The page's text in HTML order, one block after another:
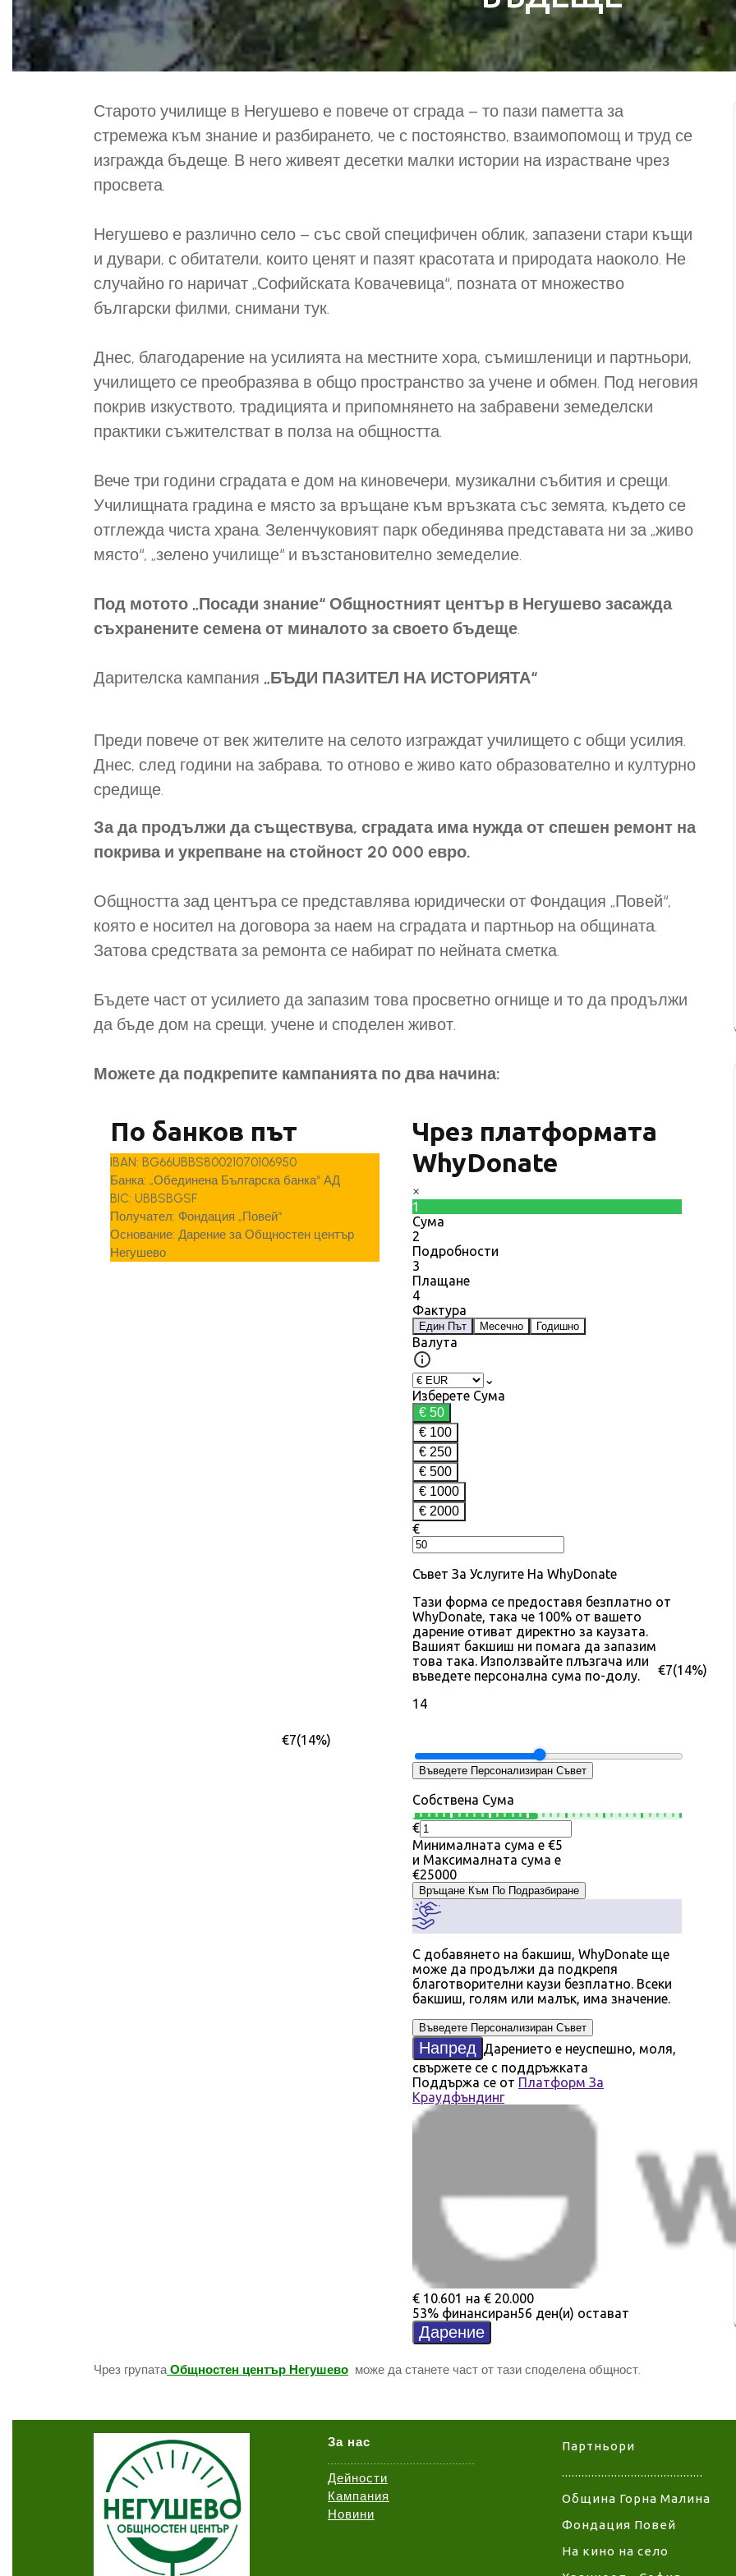
Старото училище в Негушево е повече от сграда – то пази паметта за
стремежа към знание и разбирането, че с постоянство, взаимопомощ и труд се
изгражда бъдеще. В него живеят десетки малки истории на израстване чрез
просвета.
Негушево е различно село – със свой специфичен облик, запазени стари къщи
и дувари, с обитатели, които ценят и пазят красотата и природата наоколо. Не
случайно го наричат „Софийската Ковачевица“, позната от множество
български филми, снимани тук.
Днес, благодарение на усилията на местните хора, съмишленици и партньори,
училището се преобразява в общо пространство за учене и обмен. Под неговия
покрив изкуството, традицията и припомнянето на забравени земеделски
практики съжителстват в полза на общността.
Вече три години сградата е дом на киновечери, музикални събития и срещи.
Училищната градина е място за връщане към връзката със земята, където се
отглежда чиста храна. Зеленчуковият парк обединява представата ни за „живо
място“, „зелено училище“ и възстановително земеделие.
Под мотото „Посади знание“ Общностният център в Негушево засажда
съхранените семена от миналото за своето бъдеще.
Дарителска кампания „БЪДИ ПАЗИТЕЛ НА ИСТОРИЯТА“
Преди повече от век жителите на селото изграждат училището с общи усилия.
Днес, след години на забрава, то отново е живо като образователно и културно
средище.
За да продължи да съществува, сградата има нужда от спешен ремонт на
покрива и укрепване на стойност 20 000 евро.
Общността зад центъра се представлява юридически от Фондация „Повей“,
която е носител на договора за наем на сградата и партньор на общината.
Затова средствата за ремонта се набират по нейната сметка.
Бъдете част от усилието да запазим това просветно огнище и то да продължи
да бъде дом на срещи, учене и споделен живот.
Можете да подкрепите кампанията по два начина:
По банков път
IBAN: BG66UBBS80021070106950
Банка: „Обединена Българска банка“ АД
BIC: UBBSBGSF
Получател: Фондация „Повей“
Основание: Дарение за Общностен център
Негушево
Чрез платформата
WhyDonate
Чрез групата Общностен център Негушево може да станете част от тази споделена общност.
За нас
.............................................
Дейности
Кампания
Новини
Партньори
...........................................
Община Горна Малина
Фондация Повей
На кино на село